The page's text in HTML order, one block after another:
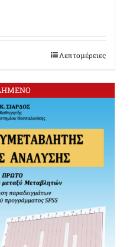
Λεπτομέρειες